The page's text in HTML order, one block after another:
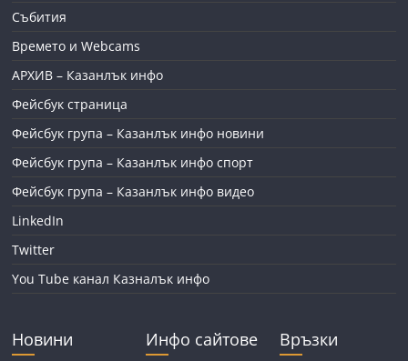
Събития
Времето и Webcams
АРХИВ – Казанлък инфо
Фейсбук страница
Фейсбук група – Казанлък инфо новини
Фейсбук група – Казанлък инфо спорт
Фейсбук група – Казанлък инфо видео
LinkedIn
Twitter
You Tube канал Казналък инфо
Новини Инфо сайтове Връзки